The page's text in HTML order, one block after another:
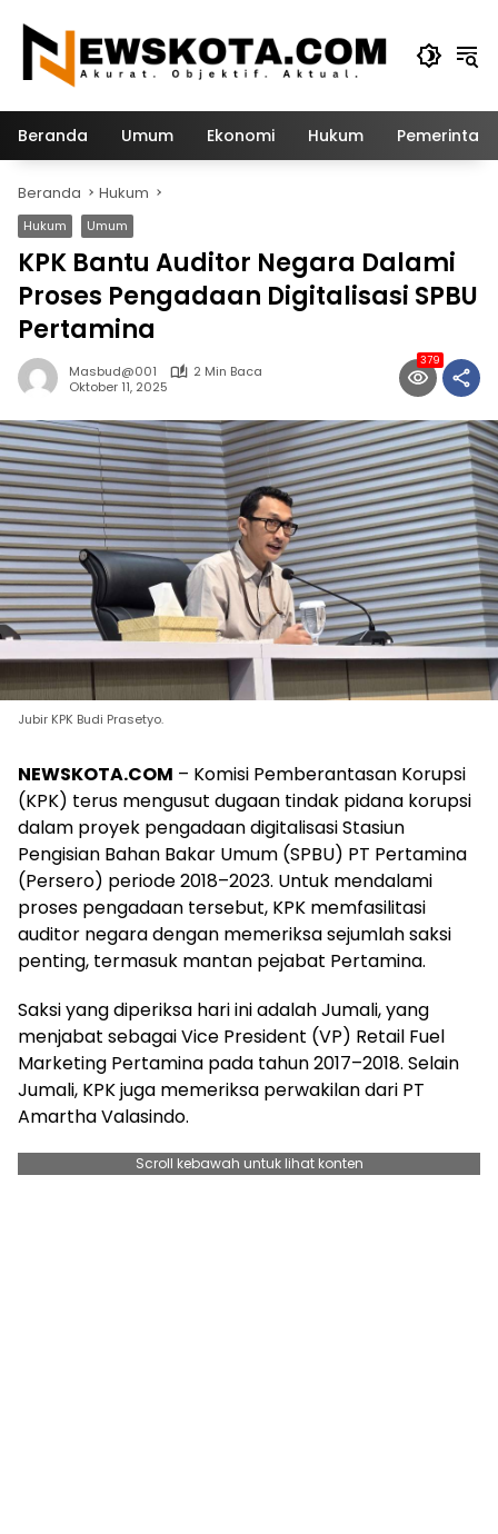
konten
Beranda Umum Ekonomi Hukum
Beranda Hukum
Hukum Umum
KPK Bantu Auditor Negara Dalami
Proses Pengadaan Digitalisasi SPBU
Pertamina
Masbud@001
2 Min Baca
Oktober 11, 2025
379
Jubir KPK Budi Prasetyo.
NEWSKOTA.COM – Komisi Pemberantasan Korupsi
(KPK) terus mengusut dugaan tindak pidana korupsi
dalam proyek pengadaan digitalisasi Stasiun
Pengisian Bahan Bakar Umum (SPBU) PT Pertamina
(Persero) periode 2018–2023. Untuk mendalami
proses pengadaan tersebut, KPK memfasilitasi
auditor negara dengan memeriksa sejumlah saksi
penting, termasuk mantan pejabat Pertamina.
Saksi yang diperiksa hari ini adalah Jumali, yang
menjabat sebagai Vice President (VP) Retail Fuel
Marketing Pertamina pada tahun 2017–2018. Selain
Jumali, KPK juga memeriksa perwakilan dari PT
Amartha Valasindo.
Scroll kebawah untuk lihat konten